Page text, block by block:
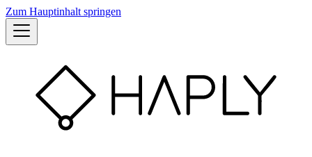
Zum Hauptinhalt springen